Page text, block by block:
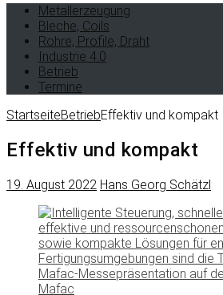
Metallerzeugung
Bleche, Coils
Rohre, Profile, Draht
Industrie 4.0
Betrieb
Termine
StartseiteBetriebEffektiv und kompakt
Effektiv und kompakt
19. August 2022 Hans Georg Schätzl